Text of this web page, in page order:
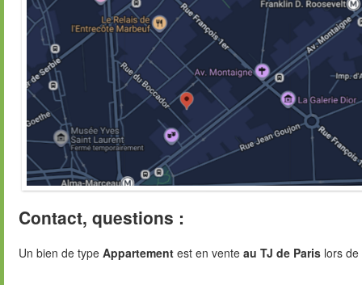
Contact, questions :
Un bien de type Appartement est en vente au TJ de Paris lors